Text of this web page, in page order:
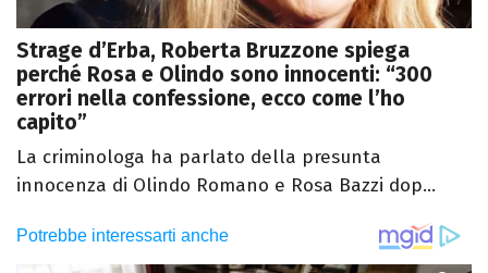
Strage d’Erba, Roberta Bruzzone spiega
perché Rosa e Olindo sono innocenti: “300
errori nella confessione, ecco come l’ho
capito”
La criminologa ha parlato della presunta
innocenza di Olindo Romano e Rosa Bazzi dop...